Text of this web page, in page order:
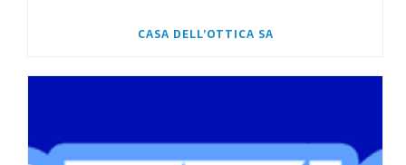
CASA DELL’OTTICA SA